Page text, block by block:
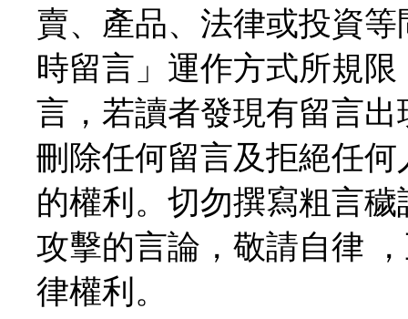
賣、產品、法律或投資
時留言」運作方式所規
言，若讀者發現有留言
刪除任何留言及拒絕任
的權利。切勿撰寫粗言
攻擊的言論，敬請自律
律權利。